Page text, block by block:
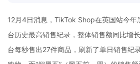
12月4日消息，TikTok Shop在英国站今年
台历史最高销售纪录，整体销售额同比增
台每秒售出27件商品，刷新了单日销售纪